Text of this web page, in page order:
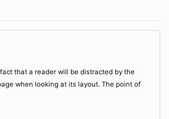
that a reader will be distracted by the
when looking at its layout. The point of